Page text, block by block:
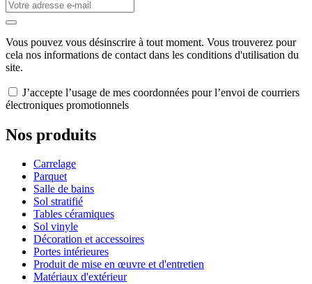
Vous pouvez vous désinscrire à tout moment. Vous trouverez pour
cela nos informations de contact dans les conditions d'utilisation du
site.
J’accepte l’usage de mes coordonnées pour l’envoi de courriers
électroniques promotionnels
Nos produits
Carrelage
Parquet
Salle de bains
Sol stratifié
Tables céramiques
Sol vinyle
Décoration et accessoires
Portes intérieures
Produit de mise en œuvre et d'entretien
Matériaux d'extérieur